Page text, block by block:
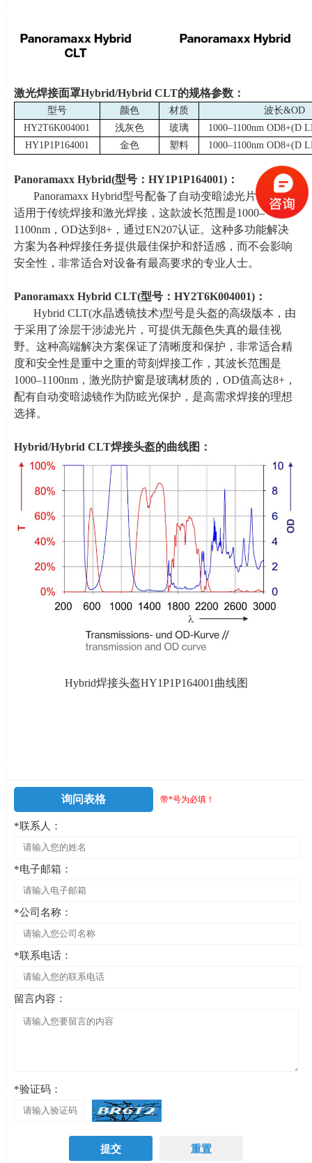
激光焊接面罩Hybrid/Hybrid CLT的规格参数：
型号 颜色 材质 波长&OD
HY2T6K004001
浅灰色 玻璃
1000–1100nm OD8+(D
HY1P1P164001
金色 塑料 1000–1100nm OD8+(D
Panoramaxx Hybrid(型号： HY1P1P164001)：
Panoramaxx Hybrid型号配备了自动变暗滤光片(ADF)，
适用于传统焊接和激光焊接，这款波长范围是1000–
1100nm， OD达到 8+，通过EN207认证。这种多功能解决
方案为各种焊接任务提供最佳保护和舒适感，而不会影响
安全性，非常适合对设备有最高要求的专业人士。
Panoramaxx Hybrid CLT(型号： HY2T6K004001)：
Hybrid CLT(水晶透镜技术)型号是头盔的高级版本，由
于采用了涂层干涉滤光片，可提供无颜色失真的最佳视
野。这种高端解决方案保证了清晰度和保护，非常适合精
度和安全性是重中之重的苛刻焊接工作，其波长范围是
1000–1100nm，激光防护窗是玻璃材质的， OD值高达8+，
配有自动变暗滤镜作为防眩光保护，是高需求焊接的理想
选择。
Hybrid/Hybrid CLT焊接头盔的曲线图：
Hybrid焊接头盔HY1P1P164001 曲线图
询问表格 带*号为必填！
*联系人：
*电子邮箱：
*公司名称：
*联系电话：
留言内容：
*验证码：